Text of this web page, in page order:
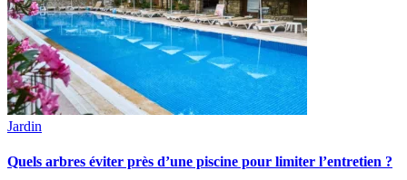
Jardin
Quels arbres éviter près d’une piscine pour limiter l’entretien ?